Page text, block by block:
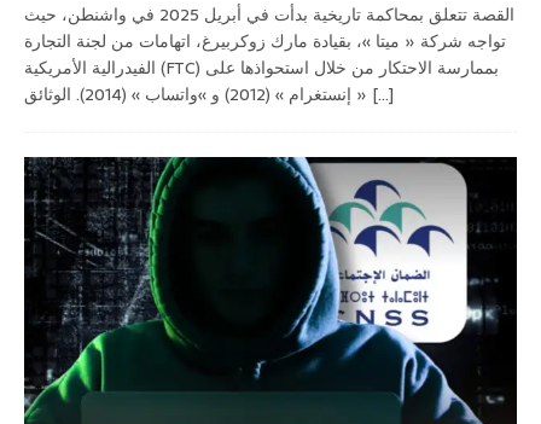
القصة تتعلق بمحاكمة تاريخية بدأت في أبريل 2025 في واشنطن، حيث
تواجه شركة « ميتا »، بقيادة مارك زوكربيرغ، اتهامات من لجنة التجارة
الفيدرالية الأمريكية (FTC) بممارسة الاحتكار من خلال استحواذها على
[...]